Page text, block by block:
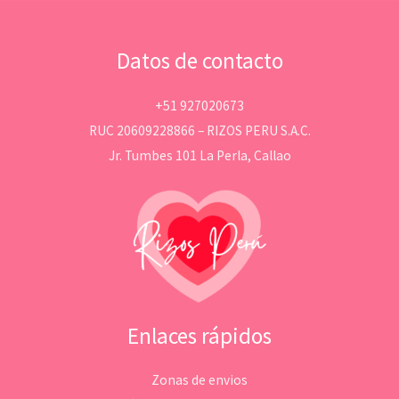
Datos de contacto
+51 927020673
RUC 20609228866 – RIZOS PERU S.A.C.
Jr. Tumbes 101 La Perla, Callao
Enlaces rápidos
Zonas de envios